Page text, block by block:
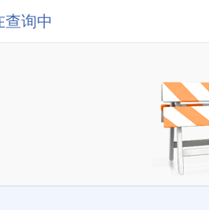
查询中